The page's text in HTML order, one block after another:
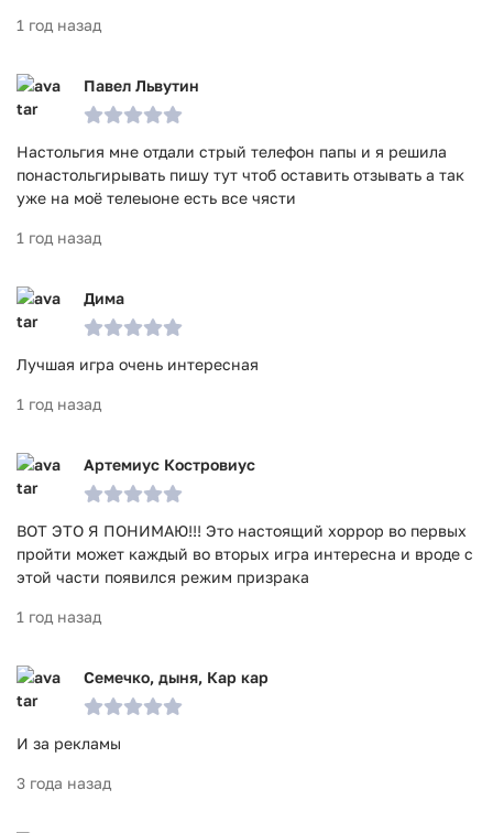
1 год назад
Павел Львутин
Настольгия мне отдали стрый телефон папы и я решила
понастольгирывать пишу тут чтоб оставить отзывать а так
уже на моё телеыоне есть все чясти
1 год назад
Дима
Лучшая игра очень интересная
1 год назад
Артемиус Костровиус
ВОТ ЭТО Я ПОНИМАЮ!!! Это настоящий хоррор во первых
пройти может каждый во вторых игра интересна и вроде с
этой части появился режим призрака
1 год назад
Семечко, дыня, Кар кар
И за рекламы
3 года назад